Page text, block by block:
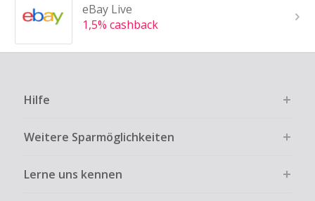
eBay Live
1,5% cashback
Hilfe
Weitere Sparmöglichkeiten
Lerne uns kennen